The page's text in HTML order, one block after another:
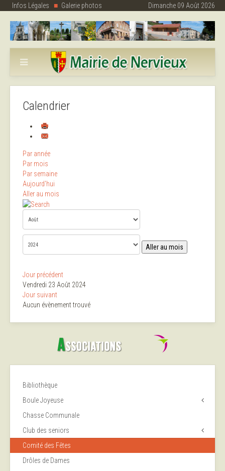
Infos Légales Galerie photos Dimanche 09 Août 2026
Calendrier
Par année
Par mois
Par semaine
Aujourd'hui
Aller au mois
Aller au mois
Jour précédent
Vendredi 23 Août 2024
Jour suivant
Aucun évènement trouvé
Bibliothèque
Boule Joyeuse
Chasse Communale
Club des seniors
Comité des Fêtes
Drôles de Dames